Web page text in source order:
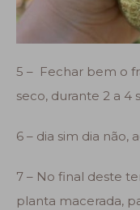
5 – Fechar bem o
seco, durante 2 a 4
6 – dia sim dia não,
7 – No final deste
planta macerada,